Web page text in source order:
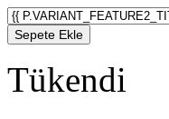
Sepete Ekle
Tükendi